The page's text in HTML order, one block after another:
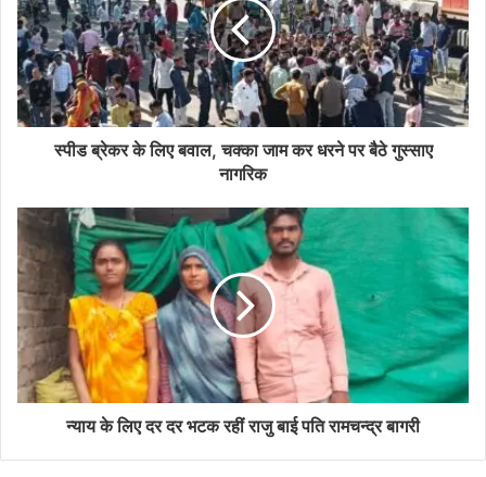
स्पीड ब्रेकर के लिए बवाल, चक्का जाम कर धरने पर बैठे गुस्साए
नागरिक
न्याय के लिए दर दर भटक रहीं राजु बाई पति रामचन्द्र बागरी